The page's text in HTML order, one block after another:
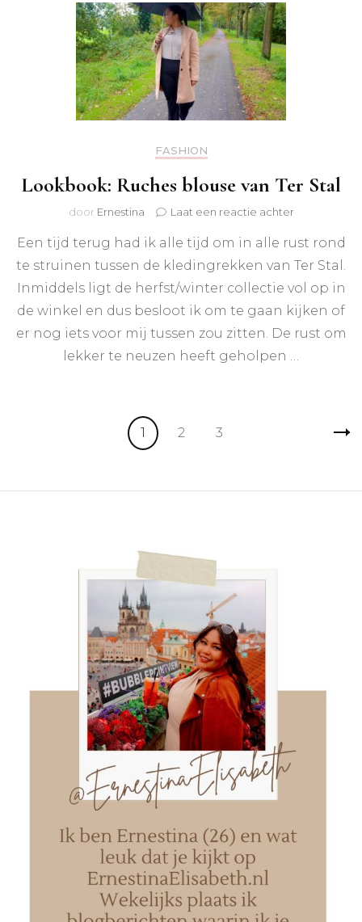
FASHION
Lookbook: Ruches blouse van Ter Stal
door Ernestina Laat een reactie achterop
Ruches
blouse
Ter
Stal
Een tijd terug had ik alle tijd om in alle rust rond
te struinen tussen de kledingrekken van Ter Stal.
Inmiddels ligt de herfst/winter collectie vol op in
de winkel en dus besloot ik om te gaan kijken of
er nog iets voor mij tussen zou zitten. De rust om
lekker te neuzen heeft geholpen …
Pagina
1 Pagina
2 Pagina
3